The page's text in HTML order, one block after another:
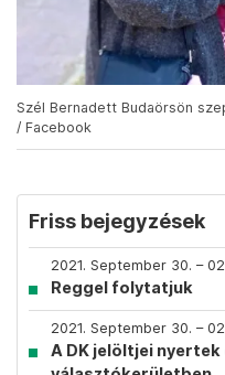
Szél Bernadett Budaörsön
/ Facebook
Friss bejegyzések
2021. September 30. –
Reggel folytatjuk
2021. September 30. –
A DK jelöltjei